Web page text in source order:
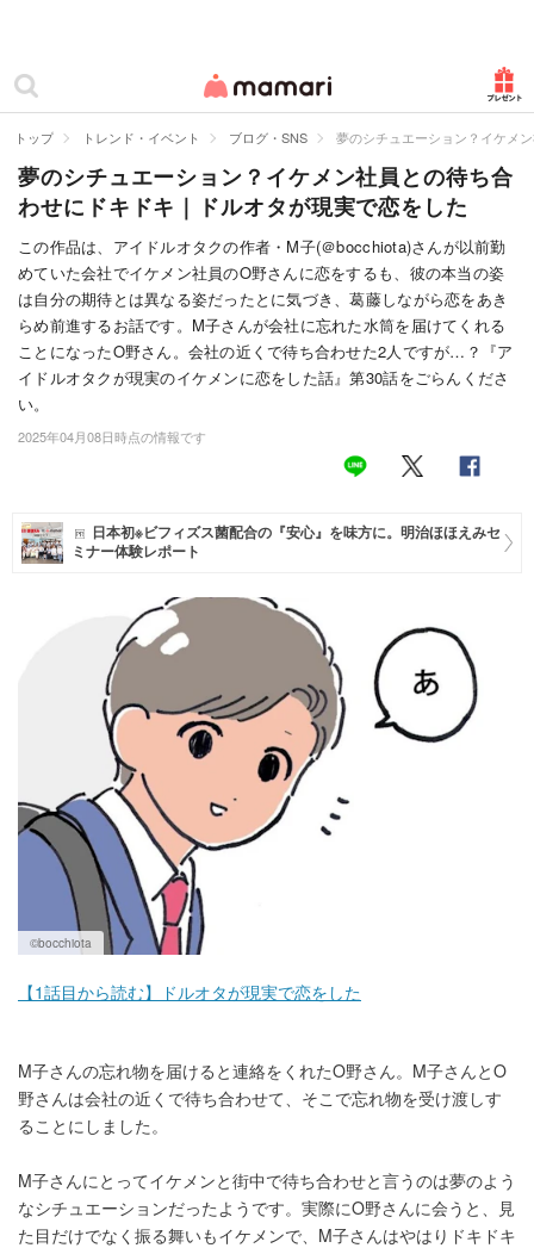
ママリ
カテゴリー一覧
妊娠
出産
赤ちゃん・育児
子育て・家族
病院
住まい
トレンド・イベント
トップ トレンド・イベント ブログ・SNS 夢のシチュエーション？イケメ
夢のシチュエーション？イケメン社員との待ち合
わせにドキドキ｜ドルオタが現実で恋をした
この作品は、アイドルオタクの作者・M子(＠bocchiota)さんが以前勤
めていた会社でイケメン社員のO野さんに恋をするも、彼の本当の姿
は自分の期待とは異なる姿だったとに気づき、葛藤しながら恋をあき
らめ前進するお話です。M子さんが会社に忘れた水筒を届けてくれる
ことになったO野さん。会社の近くで待ち合わせた2人ですが…？『ア
イドルオタクが現実のイケメンに恋をした話』第30話をごらんくださ
い。
2025年04月08日時点の情報です
日本初※ビフィズス菌配合の『安心』を味方に。明治ほほえみセ
ミナー体験レポート
©bocchiota
【1話目から読む】ドルオタが現実で恋をした
M子さんの忘れ物を届けると連絡をくれたO野さん。M子さんとO
野さんは会社の近くで待ち合わせて、そこで忘れ物を受け渡しす
ることにしました。
M子さんにとってイケメンと街中で待ち合わせと言うのは夢のよう
なシチュエーションだったようです。実際にO野さんに会うと、見
た目だけでなく振る舞いもイケメンで、M子さんはやはりドキドキ